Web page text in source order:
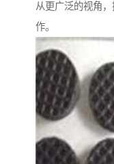
从更广泛的视角
作。